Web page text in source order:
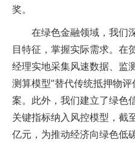
奖。
在绿色金融领域，我们
目特征，掌握实际需求。在
经理实地采集风速数据、监
测算模型”替代传统抵押物
案。此外，我们建立了绿色
关键指标纳入风控模型，截
亿元，为推动经济向绿色低